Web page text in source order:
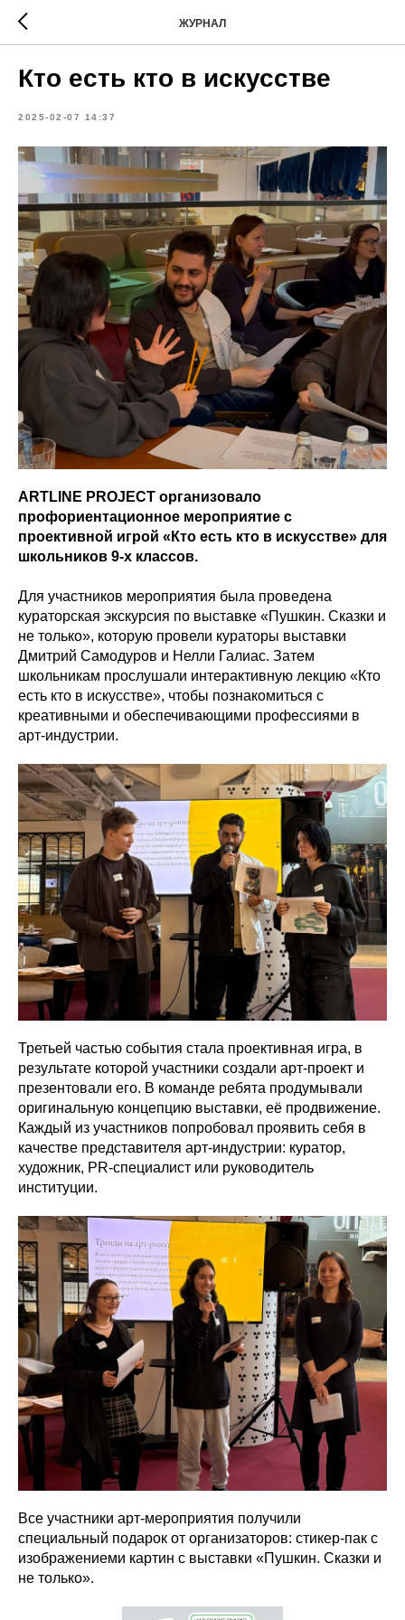
ЖУРНАЛ
Кто есть кто в искусстве
2025-02-07 14:37
ARTLINE PROJECT организовало
профориентационное мероприятие с
проективной игрой «Кто есть кто в искусстве» для
школьников 9-х классов.
Для участников мероприятия была проведена
кураторская экскурсия по выставке «Пушкин. Сказки и
не только», которую провели кураторы выставки
Дмитрий Самодуров и Нелли Галиас. Затем
школьникам прослушали интерактивную лекцию «Кто
есть кто в искусстве», чтобы познакомиться с
креативными и обеспечивающими профессиями в
арт-индустрии.
Третьей частью события стала проективная игра, в
результате которой участники создали арт-проект и
презентовали его. В команде ребята продумывали
оригинальную концепцию выставки, её продвижение.
Каждый из участников попробовал проявить себя в
качестве представителя арт-индустрии: куратор,
художник, PR-специалист или руководитель
институции.
Все участники арт-мероприятия получили
специальный подарок от организаторов: стикер-пак с
изображениеми картин с выставки «Пушкин. Сказки и
не только».